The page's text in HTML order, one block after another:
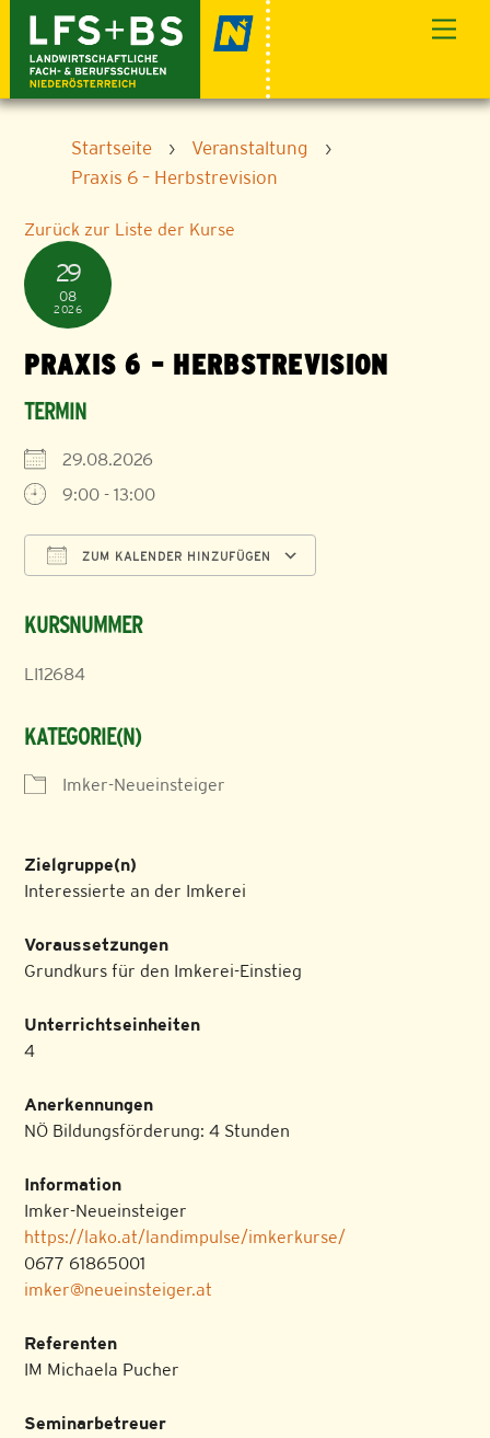
content
Startseite › Veranstaltung
›
Praxis 6 – Herbstrevision
Zurück zur Liste der Kurse
29
08
2026
PRAXIS 6 – HERBSTREVISION
TERMIN
29.08.2026
9:00 - 13:00
ZUM KALENDER HINZUFÜGEN
KURSNUMMER
LI12684
KATEGORIE(N)
Imker-Neueinsteiger
Zielgruppe(n)
Interessierte an der Imkerei
Voraussetzungen
Grundkurs für den Imkerei-Einstieg
Unterrichtseinheiten
4
Anerkennungen
NÖ Bildungsförderung: 4 Stunden
Information
Imker-Neueinsteiger
https://lako.at/landimpulse/imkerkurse/
0677 61865001
imker@neueinsteiger.at
Referenten
IM Michaela Pucher
Seminarbetreuer